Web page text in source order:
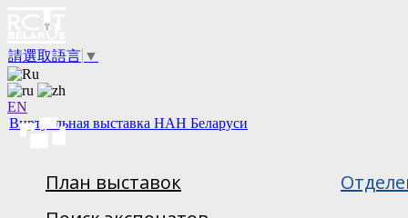
請選取語言 ▼
EN
Виртуальная выставка НАН Беларуси
План выставок